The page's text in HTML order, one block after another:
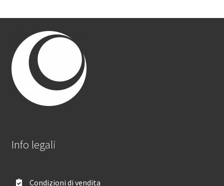
Info legali
Condizioni di vendita